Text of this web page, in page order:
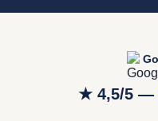
★ 4,5/5 —